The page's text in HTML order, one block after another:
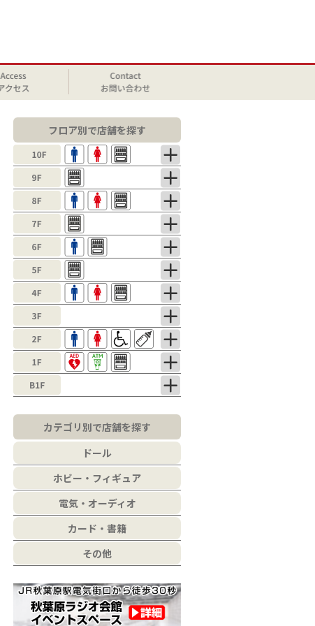
フロア別で店舗を探す
カテゴリ別で店舗を探す
ドール
ホビー・フィギュア
電気・オーディオ
カード・書籍
その他